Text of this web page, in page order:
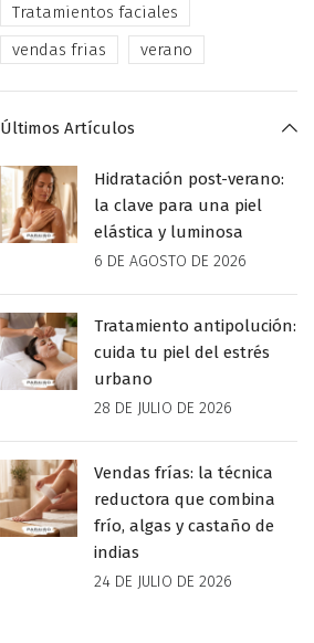
Tratamientos faciales
vendas frias
verano
Últimos Artículos
Hidratación post-verano:
la clave para una piel
elástica y luminosa
6 DE AGOSTO DE 2026
Tratamiento antipolución:
cuida tu piel del estrés
urbano
28 DE JULIO DE 2026
Vendas frías: la técnica
reductora que combina
frío, algas y castaño de
indias
24 DE JULIO DE 2026